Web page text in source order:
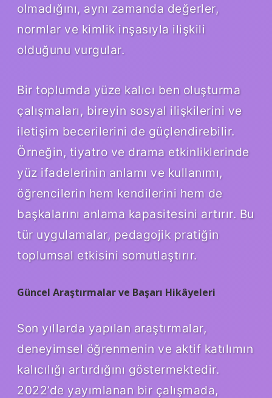
olmadığını, aynı zamanda değerler,
normlar ve kimlik inşasıyla ilişkili
olduğunu vurgular.
Bir toplumda yüze kalıcı ben oluşturma
çalışmaları, bireyin sosyal ilişkilerini ve
iletişim becerilerini de güçlendirebilir.
Örneğin, tiyatro ve drama etkinliklerinde
yüz ifadelerinin anlamı ve kullanımı,
öğrencilerin hem kendilerini hem de
başkalarını anlama kapasitesini artırır. Bu
tür uygulamalar, pedagojik pratiğin
toplumsal etkisini somutlaştırır.
Güncel Araştırmalar ve Başarı Hikâyeleri
Son yıllarda yapılan araştırmalar,
deneyimsel öğrenmenin ve aktif katılımın
kalıcılığı artırdığını göstermektedir.
2022’de yayımlanan bir çalışmada,